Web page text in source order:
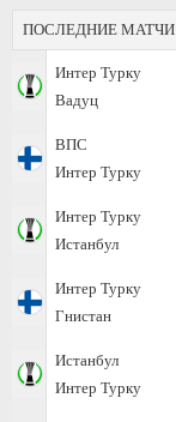
ПОСЛЕДНИЕ МАТЧИ
Интер Турку
Вадуц
ВПС
Интер Турку
Интер Турку
Истанбул
Интер Турку
Гнистан
Истанбул
Интер Турку